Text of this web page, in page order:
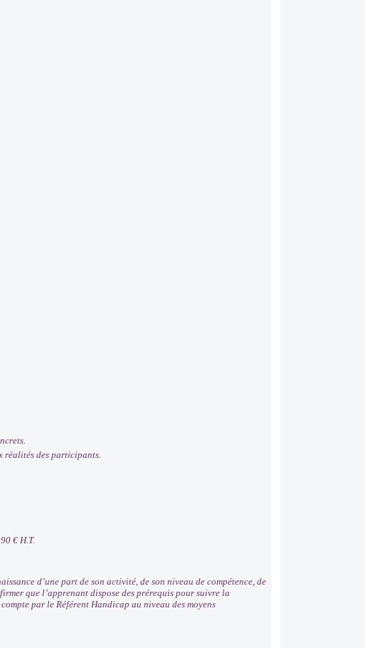
réalités des participants.
€ H.T.
d’une part de son activité, de son niveau de compétence, de
que l’apprenant dispose des prérequis pour suivre la
par le Référent Handicap au niveau des moyens